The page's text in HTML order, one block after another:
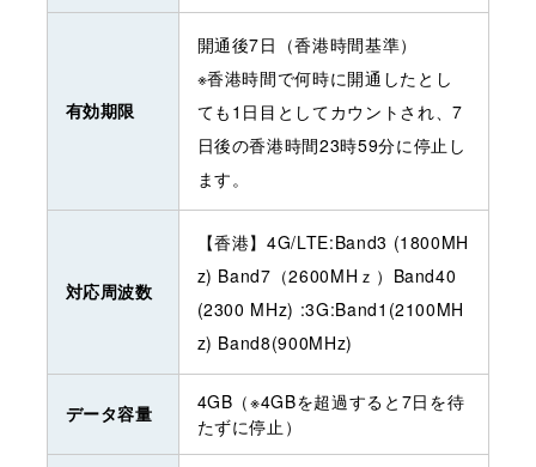
有効期限
開通後7日（香港時間基準）
※香港時間で何時に開通したとし
ても1日目としてカウントされ、7
日後の香港時間23時59分に停止し
ます。
対応周波数
【香港】4G/LTE:Band3 (1800MH
z) Band7（2600MHｚ）Band40
(2300 MHz) :3G:Band1(2100MH
z) Band8(900MHz)
データ容量
4GB（※4GBを超過すると7日を待
たずに停止）